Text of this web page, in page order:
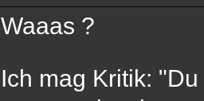
Waaas ?
Ich mag Kritik: